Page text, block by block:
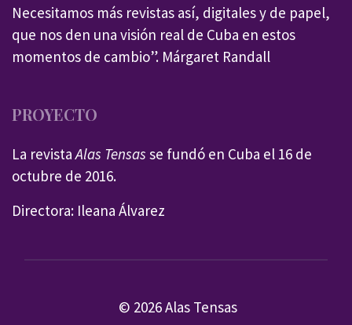
Necesitamos más revistas así, digitales y de papel,
que nos den una visión real de Cuba en estos
momentos de cambio”. Márgaret Randall
PROYECTO
La revistaAlas Tensas se fundó en Cuba el 16 de
octubre de 2016.
Directora: Ileana Álvarez
© 2026 Alas Tensas